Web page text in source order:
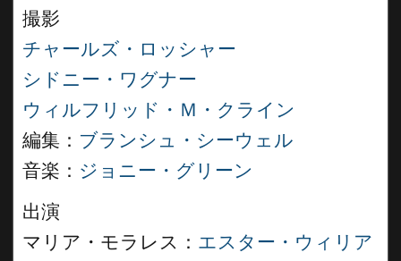
撮影
チャールズ・ロッシャー
シドニー・ワグナー
ウィルフリッド・Ｍ・クライン
編集： ブランシュ・シーウェル
音楽： ジョニー・グリーン
出演
マリア・モラレス： エスター・ウィリア